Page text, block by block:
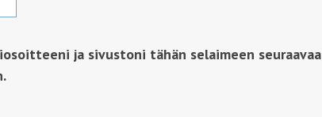
ja sivustoni tähän selaimeen seuraavaa